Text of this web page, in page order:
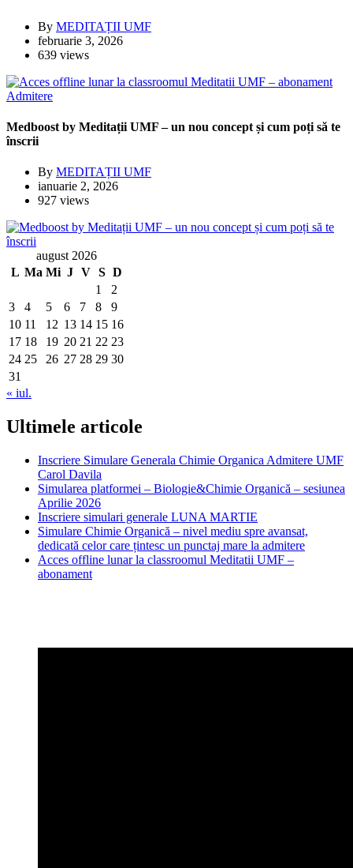
By MEDITAȚII UMF
februarie 3, 2026
639 views
Admitere
Medboost by Meditații UMF – un nou concept și cum poți să te
înscrii
By MEDITAȚII UMF
ianuarie 2, 2026
927 views
august 2026
L Ma Mi J V S D
1
2
3
4 5 6 7 8
9
10 11 12 13 14 15 16
17 18 19 20 21 22 23
24 25 26 27 28 29 30
31
« iul.
Ultimele articole
Inscriere Simulare Generala Chimie Organica Admitere UMF
Carol Davila
Simularea platformei – Biologie&Chimie Organică – sesiunea
Aprilie 2026
Inscriere simulari generale LUNA MARTIE
Simulare Chimie Organică – nivel mediu spre avansat,
dedicată celor care țintesc un punctaj mare la admitere
Acces offline lunar la classroomul Meditatii UMF –
abonament